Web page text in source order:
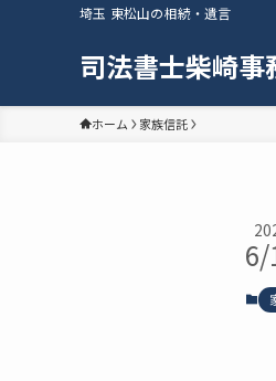
埼玉 東松山の相続・遺言
司法書士柴崎事
ホーム 家族信託
6/